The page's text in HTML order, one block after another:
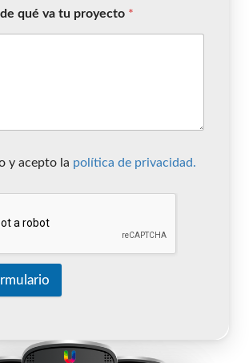
qué va tu proyecto *
y acepto la política de privacidad.